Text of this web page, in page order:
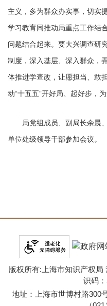
主义，多为群众办实事，切实
学习教育同推动局重点工作结
问题结合起来。要大兴调查研
制度，深入基层、深入群众，
体推进学查改，让愿担当、敢
动“十五五”开好局、起好步，
局党组成员、副局长余晨、
单位处级领导干部参加会议。
版权所有:上海市知识产权局
识码
地址：上海市世博村路